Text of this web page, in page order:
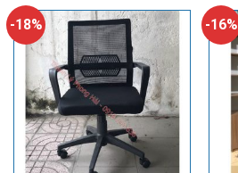
2,700,000₫.
-18% -16%